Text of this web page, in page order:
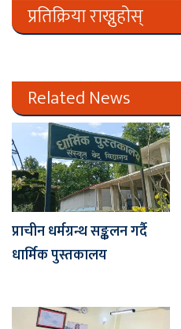
प्रतिक्रिया राख्नुहोस्
Related News
प्राचीन धर्मग्रन्थ सङ्कलन गर्दै
धार्मिक पुस्तकालय